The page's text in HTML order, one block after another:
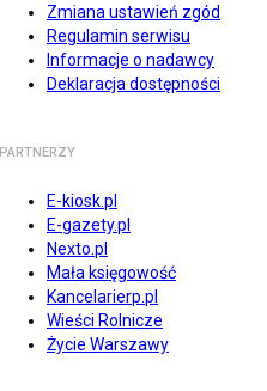
Zmiana ustawień zgód
Regulamin serwisu
Informacje o nadawcy
Deklaracja dostępności
PARTNERZY
E-kiosk.pl
E-gazety.pl
Nexto.pl
Mała księgowość
Kancelarierp.pl
Wieści Rolnicze
Życie Warszawy